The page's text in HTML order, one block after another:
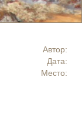
Автор:
Дата:
Место: